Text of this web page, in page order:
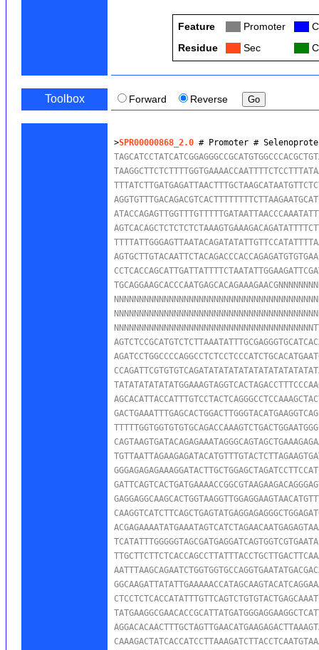
Feature Promoter
Residue
Sec
Toolbox Forward Reverse
>SPR00000868_2.0 # Promoter #